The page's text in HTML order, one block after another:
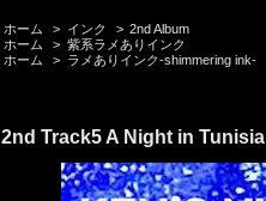
ホーム > インク > 2nd Album
ホーム
> 紫系ラメありインク
ホーム
> ラメありインク-shimmering ink-
2nd Track5 A Night in Tunisia